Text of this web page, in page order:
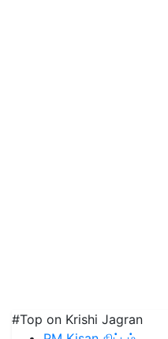
#Top on Krishi Jagran